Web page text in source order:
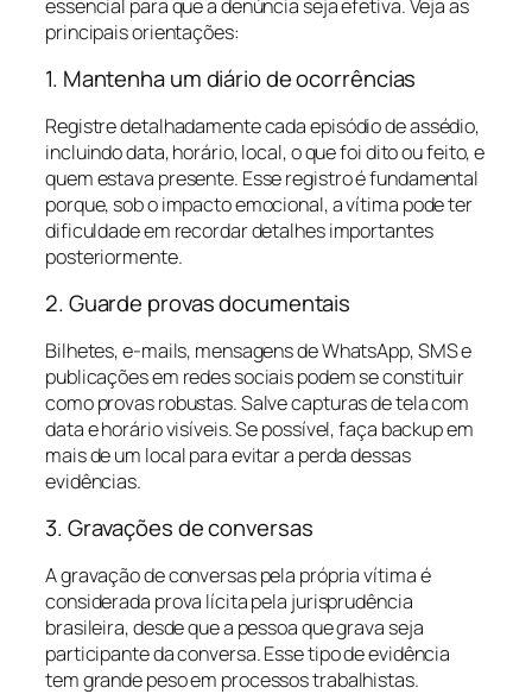
essencial para que a denúncia seja efetiva. Veja as
principais orientações:
1. Mantenha um diário de ocorrências
Registre detalhadamente cada episódio de assédio,
incluindo data, horário, local, o que foi dito ou feito, e
quem estava presente. Esse registro é fundamental
porque, sob o impacto emocional, a vítima pode ter
dificuldade em recordar detalhes importantes
posteriormente.
2. Guarde provas documentais
Bilhetes, e-mails, mensagens de WhatsApp, SMS e
publicações em redes sociais podem se constituir
como provas robustas. Salve capturas de tela com
data e horário visíveis. Se possível, faça backup em
mais de um local para evitar a perda dessas
evidências.
3. Gravações de conversas
A gravação de conversas pela própria vítima é
considerada prova lícita pela jurisprudência
brasileira, desde que a pessoa que grava seja
participante da conversa. Esse tipo de evidência
tem grande peso em processos trabalhistas.